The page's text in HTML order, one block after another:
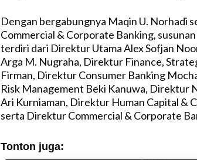
Dengan bergabungnya Maqin U. Norhadi
Commercial & Corporate Banking,
terdiri dari Direktur Utama Alex Sofjan
Arga M. Nugraha, Direktur Finance,
Firman, Direktur Consumer Banking
Risk Management Beki Kanuwa, Direktur
Ari Kurniaman, Direktur Human Capital &
serta Direktur Commercial & Corporate
Tonton juga: